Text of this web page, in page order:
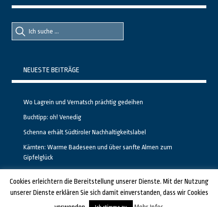
Suche
nach::
Suche
nach:
NEUESTE BEITRÄGE
Wo Lagrein und Vernatsch prächtig gedeihen
Buchtipp: oh! Venedig
Schenna erhält Südtiroler Nachhaltigkeitslabel
Kärnten: Warme Badeseen und über sanfte Almen zum
Gipfelglück
GESTALTET UND PROGRAMMIERT VON ALBERTO & FRANZ BEI LUCID.BERLIN
Cookies erleichtern die Bereitstellung unserer Dienste. Mit der Nutzung
unserer Dienste erklären Sie sich damit einverstanden, dass wir Cookies